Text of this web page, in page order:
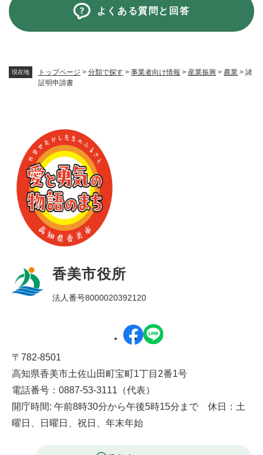
現在地 トップページ > 分類で探す > 事業者向け情報 > 産業振興 > 農業 > 諸
証明申請書
よくある質問と回答
香美市役所
法人番号8000020392120
〒782-8501
高知県香美市土佐山田町宝町1丁目2番1号
電話番号：0887-53-3111（代表）
開庁時間: 午前8時30分から午後5時15分まで 休日：土
曜日、日曜日、祝日、年末年始